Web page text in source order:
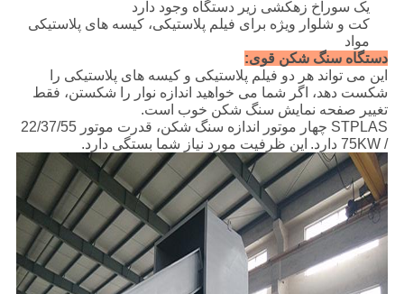
یک سوراخ زهکشی زیر دستگاه وجود دارد
کت و شلوار ویژه برای فیلم پلاستیکی، کیسه های پلاستیکی
مواد
دستگاه سنگ شکن قوی:
این می تواند هر دو فیلم پلاستیکی و کیسه های پلاستیکی را
شکست دهد، اگر شما می خواهید اندازه نوار را شکستن، فقط
تغییر صفحه نمایش سنگ شکن خوب است.
STPLAS چهار موتور اندازه سنگ شکن، قدرت موتور 22/37/55
/ ​​75KW دارد.
این ظرفیت مورد نیاز شما بستگی دارد.